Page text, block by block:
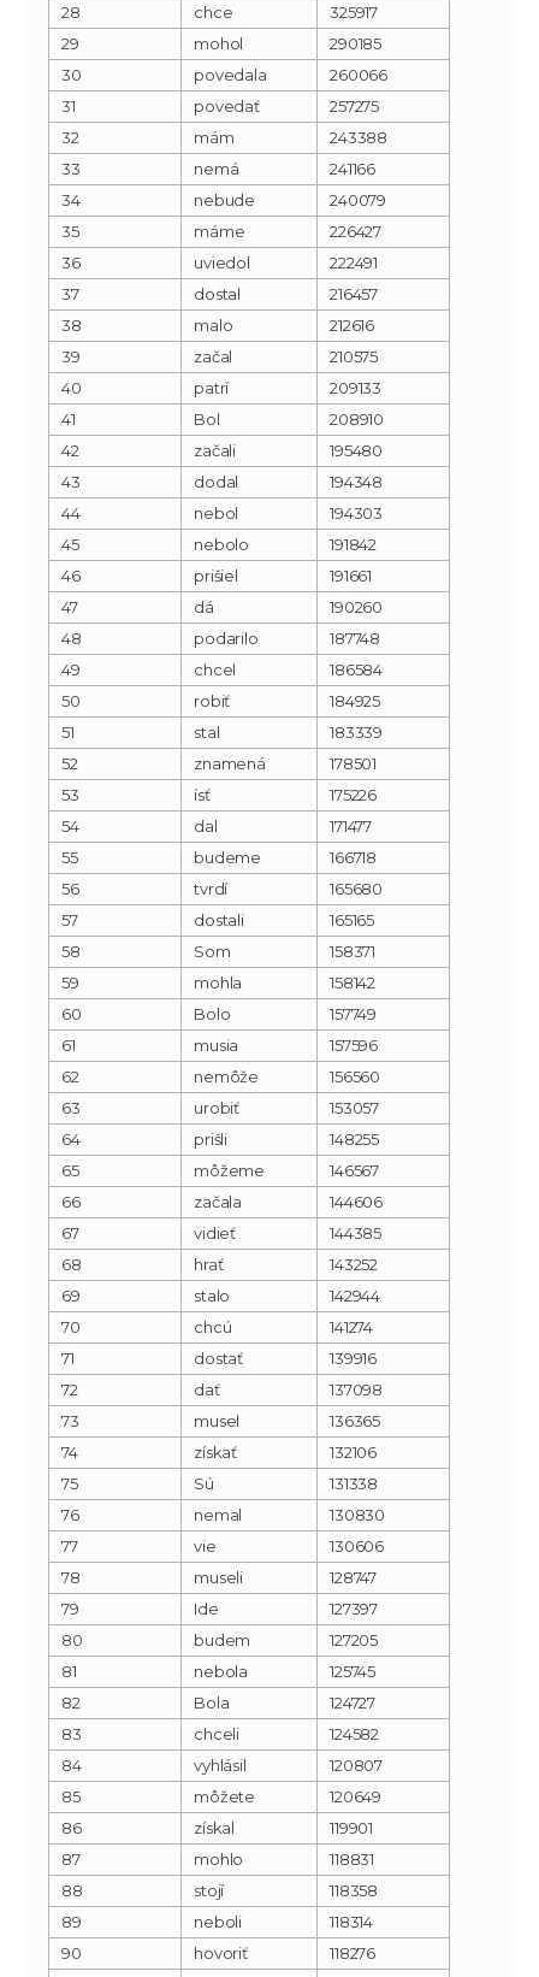
28
chce
325917
29
mohol
290185
30
povedala
260066
31
povedať
257275
32
mám
243388
33
nemá
241166
34
nebude
240079
35
máme
226427
36
uviedol
222491
37
dostal
216457
38
malo
212616
39
začal
210575
40
patrí
209133
41
Bol
208910
42
začali
195480
43
dodal
194348
44
nebol
194303
45
nebolo
191842
46
prišiel
191661
47
dá
190260
48
podarilo
187748
49
chcel
186584
50
robiť
184925
51
stal
183339
52
znamená
178501
53
ísť
175226
54
dal
171477
55
budeme
166718
56
tvrdí
165680
57
dostali
165165
58
Som
158371
59
mohla
158142
60
Bolo
157749
61
musia
157596
62
nemôže
156560
63
urobiť
153057
64
prišli
148255
65
môžeme
146567
66
začala
144606
67
vidieť
144385
68
hrať
143252
69
stalo
142944
70
chcú
141274
71
dostať
139916
72
dať
137098
73
musel
136365
74
získať
132106
75
Sú
131338
76
nemal
130830
77
vie
130606
78
museli
128747
79
Ide
127397
80
budem
127205
81
nebola
125745
82
Bola
124727
83
chceli
124582
84
vyhlásil
120807
85
môžete
120649
86
získal
119901
87
mohlo
118831
88
stojí
118358
89
neboli
118314
90
hovoriť
118276